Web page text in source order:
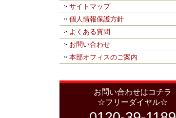
サイトマップ
個人情報保護方針
よくある質問
お問い合わせ
本部オフィスのご案内
お問い合わせはコチラ
☆フリーダイヤル☆